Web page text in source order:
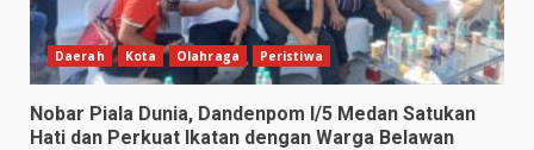
Daerah Kota Olahraga Peristiwa
Nobar Piala Dunia, Dandenpom I/5 Medan Satukan
Hati dan Perkuat Ikatan dengan Warga Belawan